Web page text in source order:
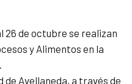
26 de octubre se realizan
y Alimentos en la
de Avellaneda, a través de